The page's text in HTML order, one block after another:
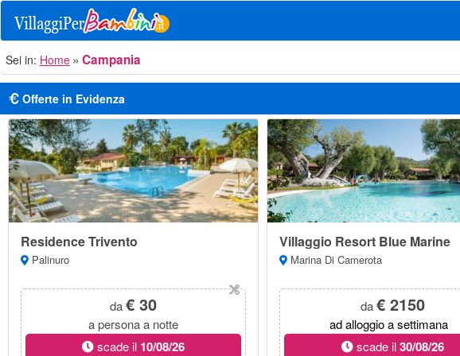
Sei in: Home Campania
Offerte in Evidenza
Residence Trivento
Palinuro
da€ 30
a persona a notte
scade il 10/08/26
Villaggio Resort Blue Marine
Marina Di Camerota
da€ 2150
ad alloggio a settimana
scade il30/08/26